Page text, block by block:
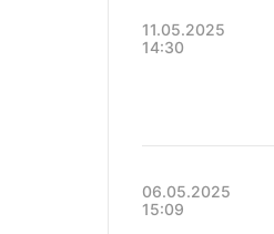
11.05.2025
14:30
06.05.2025
15:09